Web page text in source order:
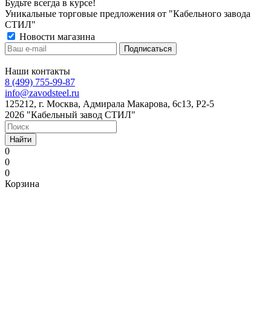
Будьте всегда в курсе!
Уникальные торговые предложения от "Кабельного завода
СТИЛ"
Новости магазина
Наши контакты
8 (499) 755-99-87
info@zavodsteel.ru
125212, г. Москва, Адмирала Макарова, 6с13, Р2-5
2026 "Кабельный завод СТИЛ"
Найти
0
0
0
Корзина